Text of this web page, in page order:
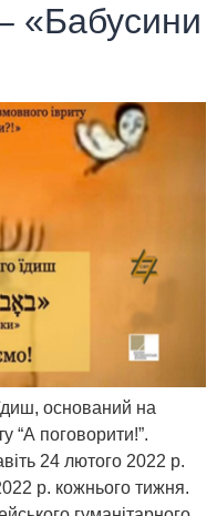
«Бабусини
оснований на
“А поговорити!”.
24 лютого 2022 р.
р. кожнього тижня.